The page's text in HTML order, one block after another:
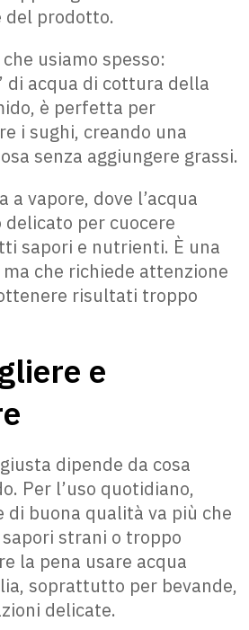
prodotto.
usiamo spesso:
di acqua di cottura della
è perfetta per
i sughi, creando una
senza aggiungere grassi.
a vapore, dove l’acqua
per cuocere
sapori e nutrienti. È una
che richiede attenzione
risultati troppo
e
dipende da cosa
Per l’uso quotidiano,
di buona qualità va più che
strani o troppo
la pena usare acqua
soprattutto per bevande,
delicate.